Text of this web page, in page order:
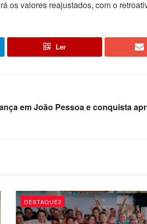
os valores reajustados, com o
Ler
em João Pessoa e conquista
DESTAQUE2